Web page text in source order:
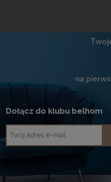
warzyw, ryb i nie tylko
i gustowny prezent
przyspieszyć pracę w
Dołącz do klubu belhom